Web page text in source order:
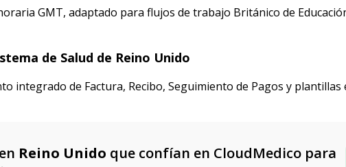
GMT, adaptado para flujos de trabajo Británico de
de Salud de Reino Unido
integrado de Factura, Recibo, Seguimiento de Pagos y plantillas
en Reino Unido que confían en CloudMedico para